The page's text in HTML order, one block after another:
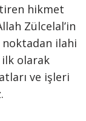
hikmet
Zülcelal’in
noktadan ilahi
ilk olarak
ve işleri